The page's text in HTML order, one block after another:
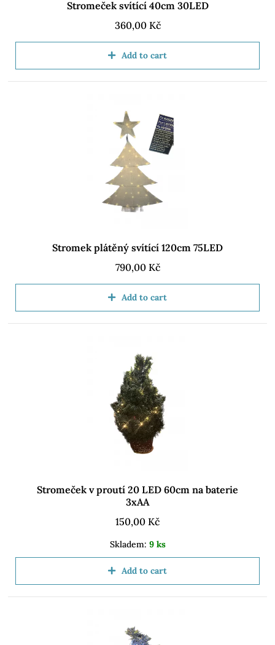
Stromeček svítící 40cm 30LED
360,00 Kč
Add to cart
Stromek plátěný svítící 120cm 75LED
790,00 Kč
Add to cart
Stromeček v proutí 20 LED 60cm na baterie
3xAA
150,00 Kč
Skladem: 9 ks
Add to cart